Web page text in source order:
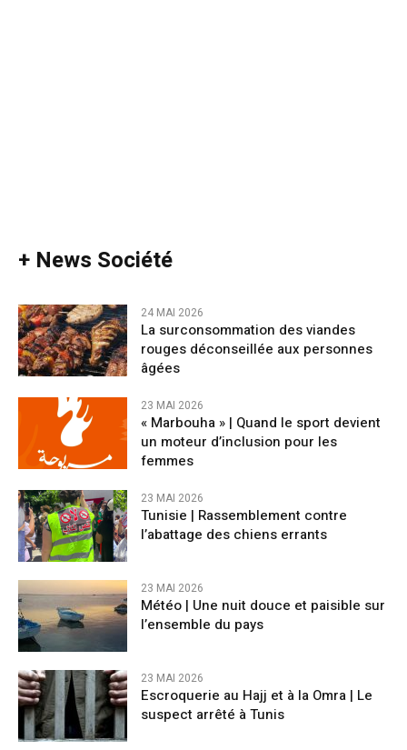
+ News Société
24 MAI 2026
La surconsommation des viandes
rouges déconseillée aux personnes
âgées
23 MAI 2026
« Marbouha » | Quand le sport devient
un moteur d’inclusion pour les
femmes
23 MAI 2026
Tunisie | Rassemblement contre
l’abattage des chiens errants
23 MAI 2026
Météo | Une nuit douce et paisible sur
l’ensemble du pays
23 MAI 2026
Escroquerie au Hajj et à la Omra | Le
suspect arrêté à Tunis